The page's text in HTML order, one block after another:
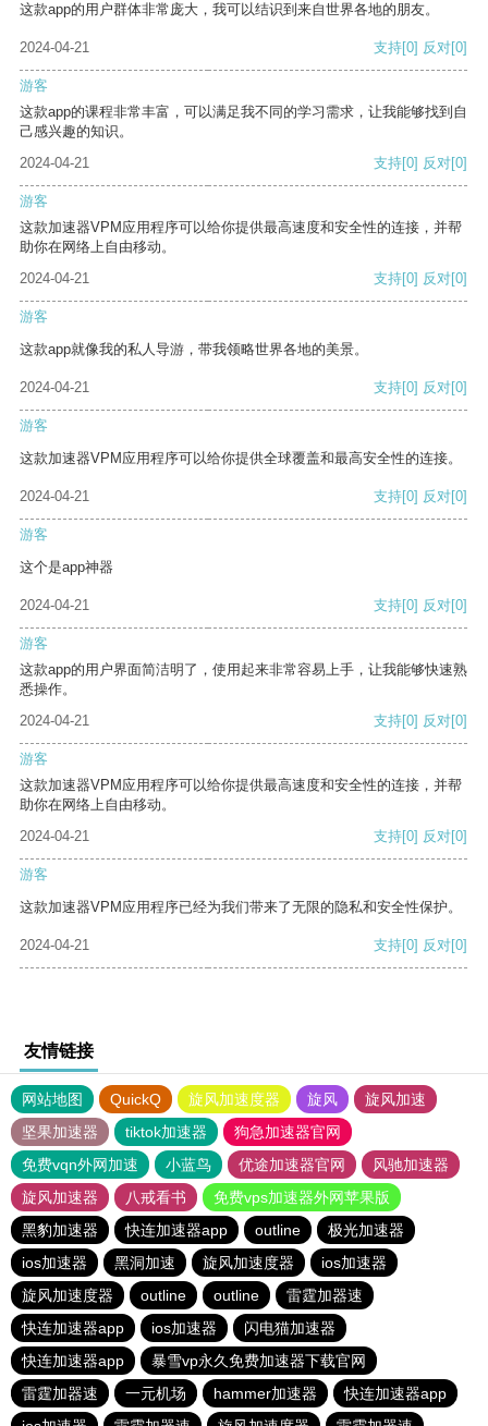
这款app的用户群体非常庞大，我可以结识到来自世界各地的朋友。
2024-04-21 支持[0] 反对[0]
游客
这款app的课程非常丰富，可以满足我不同的学习需求，让我能够找到自
己感兴趣的知识。
2024-04-21
支持[0] 反对[0]
游客
这款加速器VPM应用程序可以给你提供最高速度和安全性的连接，并帮
助你在网络上自由移动。
2024-04-21
支持[0] 反对[0]
游客
这款app就像我的私人导游，带我领略世界各地的美景。
2024-04-21 支持[0] 反对[0]
游客
这款加速器VPM应用程序可以给你提供全球覆盖和最高安全性的连接。
2024-04-21 支持[0] 反对[0]
游客
这个是app神器
2024-04-21 支持[0] 反对[0]
游客
这款app的用户界面简洁明了，使用起来非常容易上手，让我能够快速熟
悉操作。
2024-04-21
支持[0] 反对[0]
游客
这款加速器VPM应用程序可以给你提供最高速度和安全性的连接，并帮
助你在网络上自由移动。
2024-04-21
支持[0] 反对[0]
游客
这款加速器VPM应用程序已经为我们带来了无限的隐私和安全性保护。
2024-04-21 支持[0] 反对[0]
友情链接
网站地图 QuickQ 旋风加速度器 旋风
旋风加速
坚果加速器
tiktok加速器
狗急加速器官网
免费vqn外网加速
小蓝鸟 优途加速器官网
风驰加速器
旋风加速器
八戒看书
免费vps加速器外网苹果版
黑豹加速器
快连加速器app outline
极光加速器
ios加速器
黑洞加速 旋风加速度器
ios加速器
旋风加速度器
outline outline
雷霆加器速
快连加速器app
ios加速器
闪电猫加速器
快连加速器app
暴雪vp永久免费加速器下载官网
雷霆加器速
一元机场 hammer加速器
快连加速器app